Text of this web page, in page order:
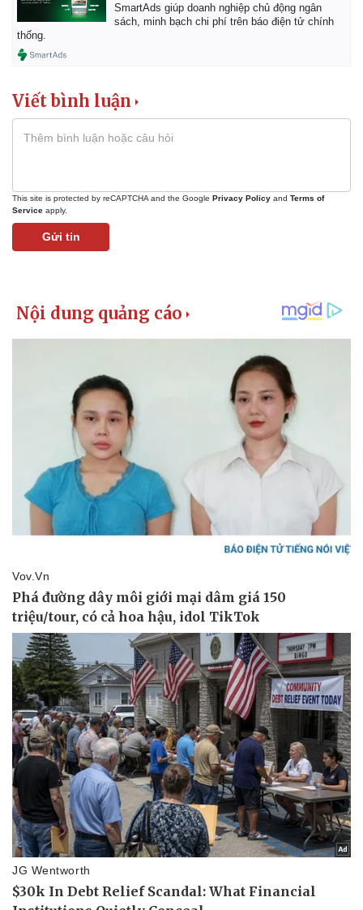
Bất động sản
Khởi nghiệp
Thị trường
Giá vàng
Tiêu dùng
Chứng khoán
Giá cà phê
SmartAds giúp doanh nghiệp chủ động ngân
sách, minh bạch chi phí trên báo điện tử chính
thống.
Viết bình luận
This site is protected by reCAPTCHA and the Google Privacy Policy and Terms of
Service apply.
Gửi tin